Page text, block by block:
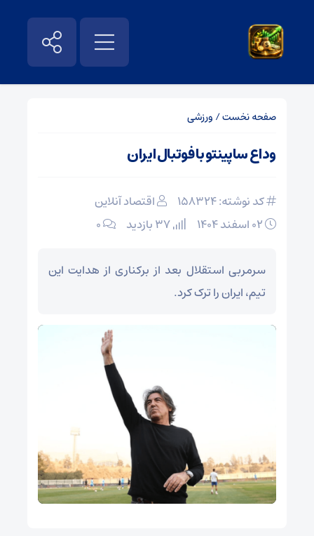
صفحه نخست/ ورزشی
وداع ساپینتو با فوتبال ایران
کد نوشته: 158324
اقتصاد آنلاین
۰
سرمربی استقلال بعد از برکناری از هدایت این
تیم، ایران را ترک کرد.